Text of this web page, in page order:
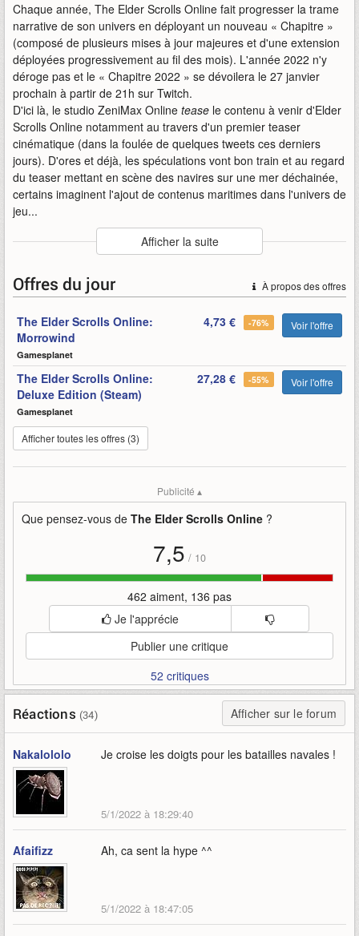
Chaque année, The Elder Scrolls Online fait progresser la trame
narrative de son univers en déployant un nouveau « Chapitre »
(composé de plusieurs mises à jour majeures et d'une extension
déployées progressivement au fil des mois). L'année 2022 n'y
déroge pas et le « Chapitre 2022 » se dévoilera le 27 janvier
prochain à partir de 21h sur Twitch.
D'ici là, le studio ZeniMax Online tease le contenu à venir d'Elder
Scrolls Online notamment au travers d'un premier teaser
cinématique (dans la foulée de quelques tweets ces derniers
jours). D'ores et déjà, les spéculations vont bon train et au regard
du teaser mettant en scène des navires sur une mer déchainée,
certains imaginent l'ajout de contenus maritimes dans l'univers de
jeu...
Auteur
ZeniMax Online
: Uther
Mots-clefs
2022 mmo
the-elder-scrolls-online zenimax-online
Afficher la suite
À propos des offres
Offres du jour
The Elder Scrolls Online:
Morrowind
Gamesplanet
4,73 € -76% Voir l'offre
The Elder Scrolls Online:
Deluxe Edition (Steam)
Gamesplanet
27,28 € -55% Voir l'offre
Afficher toutes les offres (3)
Publicité ▴
Que pensez-vous de The Elder Scrolls Online ?
7,5 / 10
462 aiment, 136 pas
Je l'apprécie
Publier une critique
52 critiques
Réactions (34) Afficher sur le forum
Nakalololo Je croise les doigts pour les batailles navales !
5/1/2022 à 18:29:40
Afaifizz Ah, ca sent la hype ^^
5/1/2022 à 18:47:05